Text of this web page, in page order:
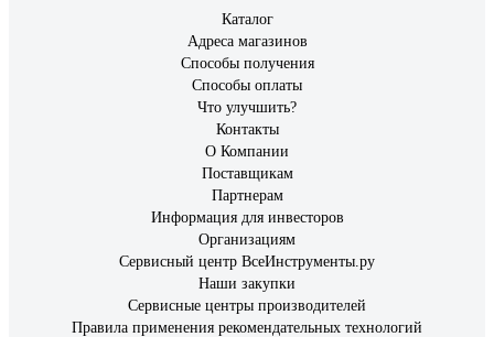
Каталог
Адреса магазинов
Способы получения
Способы оплаты
Что улучшить?
Контакты
О Компании
Поставщикам
Партнерам
Информация для инвесторов
Организациям
Сервисный центр ВсеИнструменты.ру
Наши закупки
Сервисные центры производителей
Правила применения рекомендательных технологий